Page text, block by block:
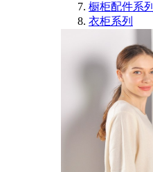
橱柜配件系列
衣柜系列